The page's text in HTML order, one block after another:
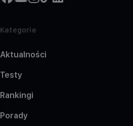
Kategorie
Aktualności
Testy
Rankingi
Porady